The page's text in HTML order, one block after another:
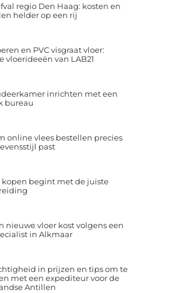
regio Den Haag: kosten en
helder op een rij
en PVC visgraat vloer:
vloerideeën van LAB21
inrichten met een
bureau
online vlees bestellen precies
past
kopen begint met de juiste
nieuwe vloer kost volgens een
in Alkmaar
in prijzen en tips om te
met een expediteur voor de
Antillen